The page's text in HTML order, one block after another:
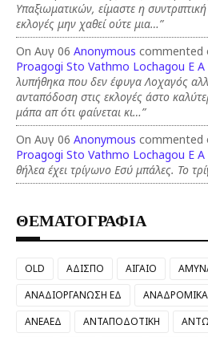
Υπαξιωματικών, είμαστε η
εκλογές μην χαθεί ούτε μια…”
On Αυγ 06 Anonymous commented
Proagogi Sto Vathmo Lochagou E A
λυπήθηκα που δεν έφυγα Λοχαγός
ανταπόδοση στις εκλογές άστο
μάπα απ ότι φαίνεται κι…”
On Αυγ 06 Anonymous commented
Proagogi Sto Vathmo Lochagou E A
θήλεα έχει τρίγωνο Εσύ μπάλες. Το
ΘΕΜΑΤΟΓΡΑΦΙΑ
OLD ΑΔΙΣΠΟ ΑΙΓΑΙΟ
ΑΝΑΔΙΟΡΓΑΝΩΣΗ ΕΔ
ΑΝΑΔΡΟΜΙΚΑ
ΑΝΕΑΕΔ
ΑΝΤΑΠΟΔΟΤΙΚΗ